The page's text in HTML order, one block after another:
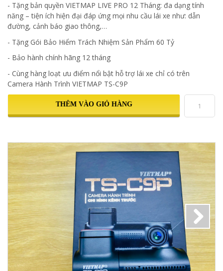
- Tặng bản quyền VIETMAP LIVE PRO 12 Tháng: đa dạng tính
năng – tiện ích hiện đại đáp ứng mọi nhu cầu lái xe như: dẫn
đường, cảnh báo giao thông,…
- Tặng Gói Bảo Hiểm Trách Nhiệm Sản Phẩm 60 Tỷ
- Bảo hành chính hãng 12 tháng
- Cùng hàng loạt ưu điểm nổi bật hỗ trợ lái xe chỉ có trên
Camera Hành Trình VIETMAP TS-C9P
THÊM VÀO GIỎ HÀNG
Next